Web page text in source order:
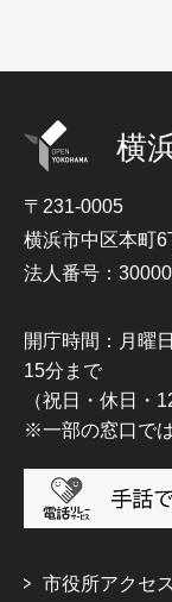
横
〒231-0005
横浜市中区本町
法人番号：
開庁時間：月曜
15分まで
（祝日・休日・
※一部の窓口で
市役所アクセ